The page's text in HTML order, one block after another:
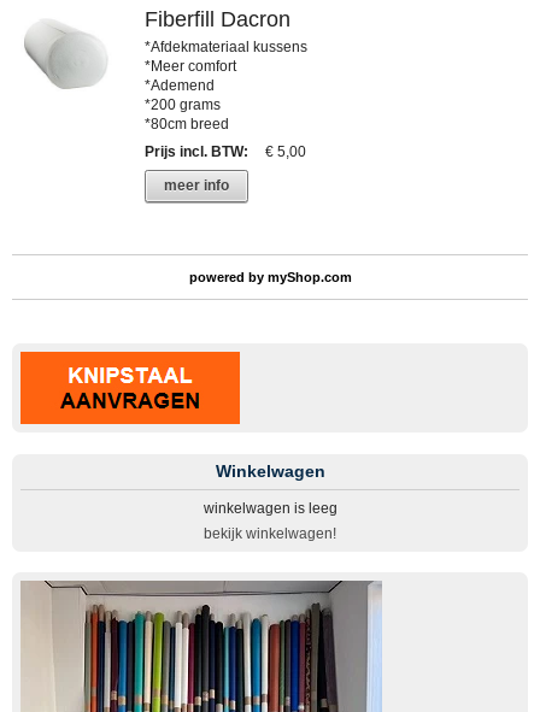
Fiberfill Dacron
*Afdekmateriaal kussens
*Meer comfort
*Ademend
*200 grams
*80cm breed
Prijs incl. BTW:
€ 5,00
meer info
powered by myShop.com
Winkelwagen
winkelwagen is leeg
bekijk winkelwagen!